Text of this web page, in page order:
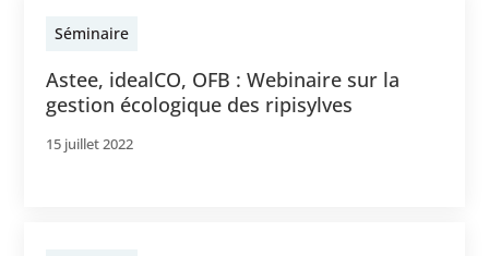
Séminaire
Astee, idealCO, OFB : Webinaire sur la
gestion écologique des ripisylves
15 juillet 2022